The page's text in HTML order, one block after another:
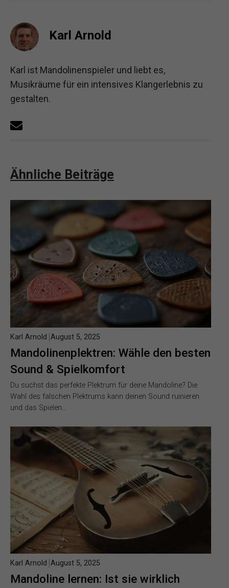
Karl Arnold
Karl ist Mandolinenspieler und liebt es,
Musikräume für ein intensives Klangerlebnis zu
gestalten.
Ähnliche Beiträge
Mandolinenplektren: Wähle den besten
Sound & Spielkomfort
Karl Arnold August 5, 2025
Du suchst das perfekte Plektrum für deine Mandoline? Die
Wahl des falschen Plektrums kann deinen Sound ruinieren
und das Spielen…
Mandoline lernen: Ist sie wirklich
Karl Arnold August 5, 2025